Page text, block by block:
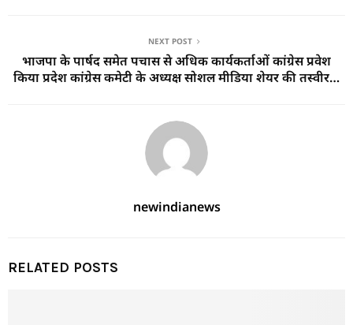
NEXT POST
भाजपा के पार्षद समेत पचास से अधिक कार्यकर्ताओं कांग्रेस प्रवेश
किया प्रदेश कांग्रेस कमेटी के अध्यक्ष सोशल मीडिया शेयर की तस्वीर…
newindianews
RELATED POSTS